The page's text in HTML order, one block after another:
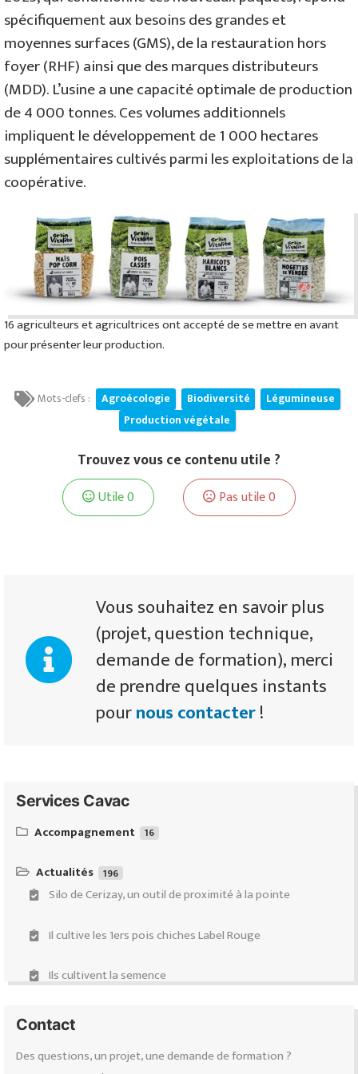
spécifiquement aux besoins des grandes et
moyennes surfaces (GMS), de la restauration hors
foyer (RHF) ainsi que des marques distributeurs
(MDD). L’usine a une capacité optimale de production
de 4 000 tonnes. Ces volumes additionnels
impliquent le développement de 1 000 hectares
supplémentaires cultivés parmi les exploitations de la
coopérative.
16 agriculteurs et agricultrices ont accepté de se mettre en avant
pour présenter leur production.
Mots-clefs : Agroécologie Biodiversité
Légumineuse
Production végétale
Trouvez vous ce contenu utile ?
Utile0 Pas utile0
Vous souhaitez en savoir plus
(projet, question technique,
demande de formation), merci
de prendre quelques instants
pournous contacter!
Services Cavac
Accompagnement 16
ruminants
(Projectis)
Certification Haute Valeur Environnementale (HVE)
Actualités 196
Silo de Cerizay, un outil de proximité à la pointe
Il cultive les 1ers pois chiches Label Rouge
Ils cultivent la semence
Ils ont fait le choix des volières
Répondre à la demande
Contact
Des questions, un projet, une demande de formation ?